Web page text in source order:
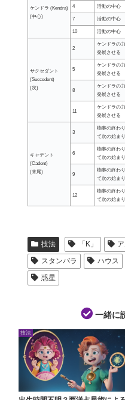
ケンドラ (Kendra)
(中心)
4 活動の中心
7 活動の中心
10 活動の中心
サクセダント
(Succedent)
(次)
2
ケンドラの
発展させる
5
ケンドラの
発展させる
8
ケンドラの
発展させる
11
ケンドラの
発展させる
キャデント
(Cadent)
(末尾)
3
物事の終わ
て次の始まり
6
物事の終わ
て次の始まり
9
物事の終わ
て次の始まり
12
物事の終わ
て次の始まり
技法 「K」
スタンバラ
ハウス
惑星
一緒に
技法